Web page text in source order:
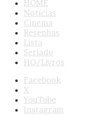
HOME
Notícias
Cinema
Resenhas
Lista
Seriado
HQ/Livros
Facebook
X
YouTube
Instagram